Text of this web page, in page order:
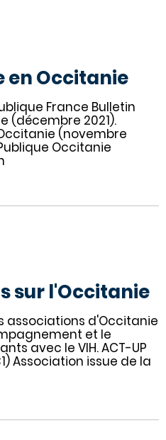
en Occitanie
France Bulletin
(décembre 2021).
(novembre
Occitanie
sur l'Occitanie
associations d'Occitanie
et le
avec le VIH. ACT-UP
Association issue de la